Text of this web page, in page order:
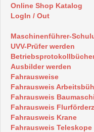
Online Shop Katalog
LogIn / Out
Maschinenführer-
UVV-Prüfer werden
Ausbilder werden
Fahrausweise
Fahrausweis
Fahrausweis
Fahrausweis
Fahrausweis Krane
Fahrausweis Teleskope